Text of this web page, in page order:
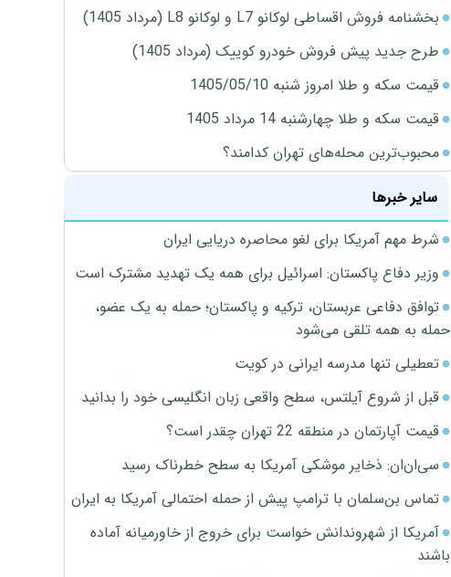
بخشنامه فروش اقساطی لوکانو L7 و لوکانو L8 (مرداد 1405)
طرح جدید پیش فروش خودرو کوییک (مرداد 1405)
قیمت سکه و طلا امروز شنبه 1405/05/10
قیمت سکه و طلا چهارشنبه 14 مرداد 1405
محبوب‌ترین محله‌های تهران کدامند؟
سایر خبرها
شرط مهم آمریکا برای لغو محاصره دریایی ایران
وزیر دفاع پاکستان: اسرائیل برای همه یک تهدید مشترک است
توافق دفاعی عربستان، ترکیه و پاکستان؛ حمله به یک عضو،
حمله به همه تلقی می‌شود
تعطیلی تنها مدرسه ایرانی در کویت
قبل از شروع آیلتس، سطح واقعی زبان انگلیسی خود را بدانید
قیمت آپارتمان در منطقه 22 تهران چقدر است؟
سی‌ان‌ان: ذخایر موشکی آمریکا به سطح خطرناک رسید
تماس بن‌سلمان با ترامپ پیش از حمله احتمالی آمریکا به ایران
آمریکا از شهروندانش خواست برای خروج از خاورمیانه آماده
باشند